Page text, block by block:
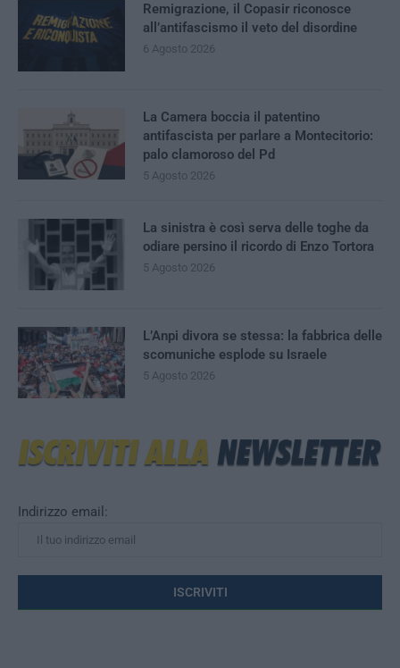
Indirizzo email:
Remigrazione, il Copasir riconosce
all’antifascismo il veto del disordine
6 Agosto 2026
La Camera boccia il patentino
antifascista per parlare a Montecitorio:
palo clamoroso del Pd
5 Agosto 2026
La sinistra è così serva delle toghe da
odiare persino il ricordo di Enzo Tortora
5 Agosto 2026
L’Anpi divora se stessa: la fabbrica delle
scomuniche esplode su Israele
5 Agosto 2026